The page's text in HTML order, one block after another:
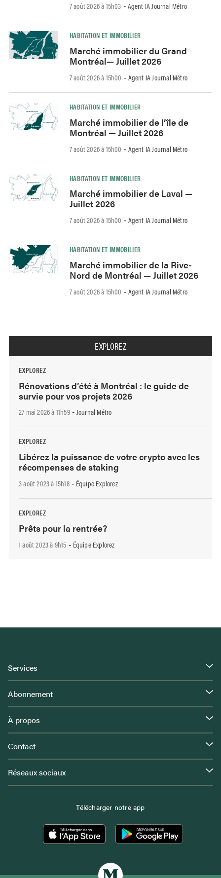
7 août 2026 à 15h03 - Agent IA Journal Métro
HABITATION ET IMMOBILIER
Marché immobilier du Grand
Montréal— Juillet 2026
7 août 2026 à 15h00 - Agent IA Journal Métro
HABITATION ET IMMOBILIER
Marché immobilier de l’île de
Montréal — Juillet 2026
7 août 2026 à 15h00 - Agent IA Journal Métro
HABITATION ET IMMOBILIER
Marché immobilier de Laval —
Juillet 2026
7 août 2026 à 15h00 - Agent IA Journal Métro
HABITATION ET IMMOBILIER
Marché immobilier de la Rive-
Nord de Montréal — Juillet 2026
7 août 2026 à 15h00 - Agent IA Journal Métro
EXPLOREZ
EXPLOREZ
Rénovations d’été à Montréal : le guide de
survie pour vos projets 2026
27 mai 2026 à 11h59- Journal Métro
EXPLOREZ
Libérez la puissance de votre crypto avec les
récompenses de staking
3 août 2023 à 15h18- Équipe Explorez
EXPLOREZ
Prêts pour la rentrée?
1 août 2023 à 9h15 - Équipe Explorez
Services
Abonnement
À propos
Contact
Réseaux sociaux
Télécharger notre app